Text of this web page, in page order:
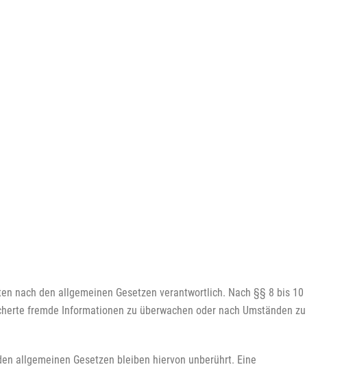
nach den allgemeinen Gesetzen verantwortlich. Nach §§ 8 bis 10
fremde Informationen zu überwachen oder nach Umständen zu
allgemeinen Gesetzen bleiben hiervon unberührt. Eine